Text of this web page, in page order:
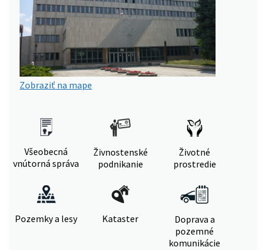
Zobraziť na mape
Všeobecná
vnútorná správa
Živnostenské
podnikanie
Životné
prostredie
Pozemky a lesy Kataster
Doprava a
pozemné
komunikácie